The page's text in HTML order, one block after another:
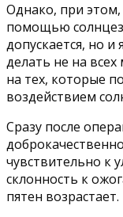
Однако, при этом,
помощью
допускается, но
делать не на всех
на тех, которые
воздействием
Сразу после
чувствительно к
склонность к
пятен возрастает.